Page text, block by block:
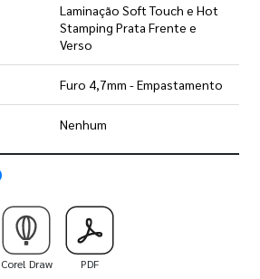
Laminação Soft Touch e Hot
Stamping Prata Frente e
Verso
Furo 4,7mm - Empastamento
Nenhum
Saiba como utilizar os nossos gabaritos
Corel Draw PDF